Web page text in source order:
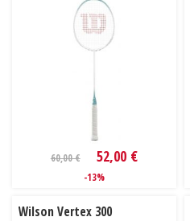
60,00 € 52,00 €
-13%
Wilson Vertex 300